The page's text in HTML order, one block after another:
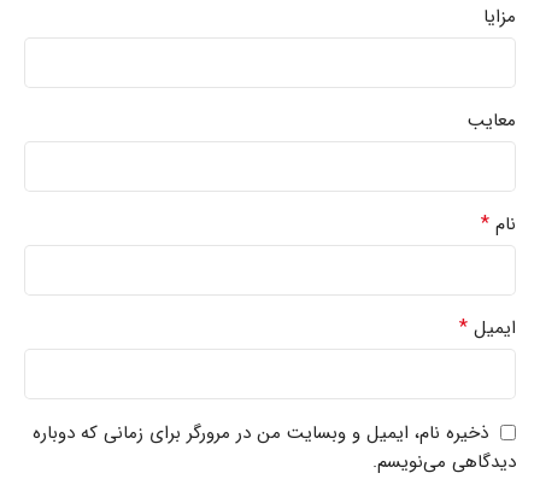
مزایا
معایب
نام *
ایمیل *
ذخیره نام، ایمیل و وبسایت من در مرورگر برای زمانی که دوباره
دیدگاهی می‌نویسم.